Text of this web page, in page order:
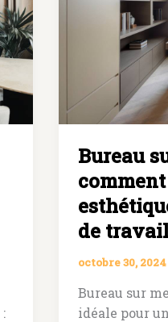
beauté
mobilier
Bureau
de
octobre 30, 2024
Bureau sur
idéale pour